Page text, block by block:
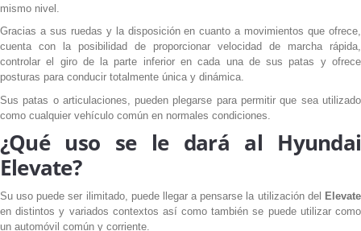
mismo nivel.
Gracias a sus ruedas y la disposición en cuanto a movimientos que ofrece,
cuenta con la posibilidad de proporcionar velocidad de marcha rápida,
controlar el giro de la parte inferior en cada una de sus patas y ofrece
posturas para conducir totalmente única y dinámica.
Sus patas o articulaciones, pueden plegarse para permitir que sea utilizado
como cualquier vehículo común en normales condiciones.
¿Qué uso se le dará al Hyundai
Elevate?
Su uso puede ser ilimitado, puede llegar a pensarse la utilización del Elevate
en distintos y variados contextos así como también se puede utilizar como
un automóvil común y corriente.